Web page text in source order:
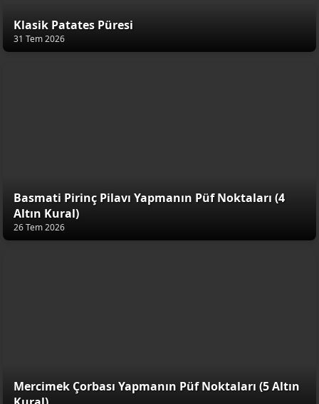
Klasik Patates Püresi
31 Tem 2026
Basmati Pirinç Pilavı Yapmanın Püf Noktaları (4
Altın Kural)
26 Tem 2026
Mercimek Çorbası Yapmanın Püf Noktaları (5 Altın